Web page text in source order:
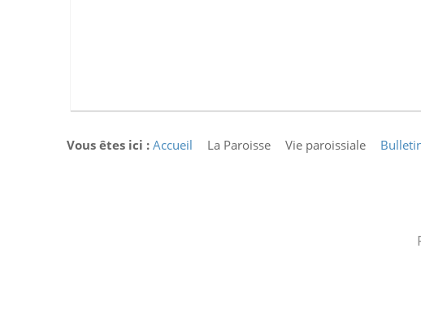
Vous êtes ici : Accueil La Paroisse Vie paroissiale